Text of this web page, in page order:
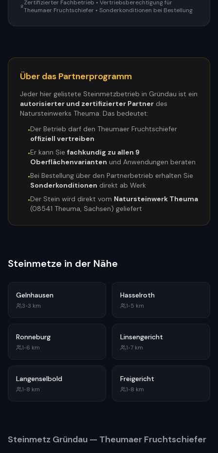
Zertifizierter Fachbetrieb • Vertriebsberechtigung für
Theumaer Fruchtschiefer • Sonderkonditionen bei Bestellung
Über das Partnerprogramm
Jeder hier gelistete Steinmetzbetrieb in Gründau ist ein
autorisierter und zertifizierter Partner des
Natursteinwerks Theuma. Das bedeutet:
•Der Betrieb darf den Theumaer Fruchtschiefer
offiziell vertreiben
•Er kann Sie fachkundig zu allen 9
Oberflächenvarianten und Anwendungen beraten
•Bei Bestellung über den Partnerbetrieb erhalten Sie
Sonderkonditionen direkt ab Werk
•Der Stein wird direkt vom Natursteinwerk Theuma
(08541 Theuma, Sachsen) geliefert
Steinmetze in der Nähe
Gelnhausen
3•3 km
Hasselroth
1•5 km
Ronneburg
1•6 km
Linsengericht
1•7 km
Langenselbold
1•8 km
Freigericht
1•8 km
Steinmetz Gründau — Theumaer Fruchtschiefer